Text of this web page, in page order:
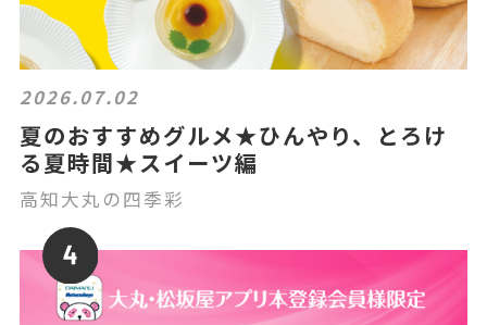
2026.07.02
夏のおすすめグルメ★ひんやり、とろけ
る夏時間★スイーツ編
高知大丸の四季彩